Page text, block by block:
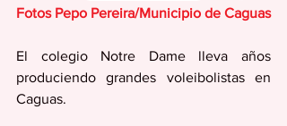
Fotos Pepo Pereira/Municipio de Caguas
El colegio Notre Dame lleva años
produciendo grandes voleibolistas en
Caguas.